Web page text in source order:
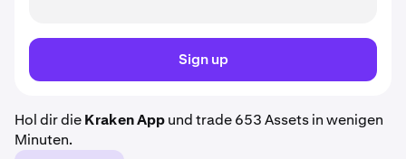
Sign up
Hol dir dieKraken Appund trade 653 Assets in wenigen
Minuten.